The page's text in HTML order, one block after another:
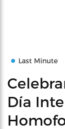
Last Minute
Día